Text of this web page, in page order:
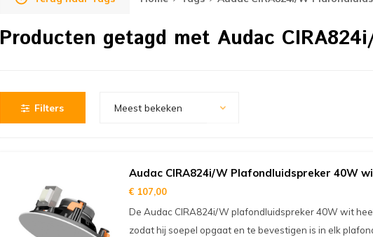
Producten getagd met Audac
Filters Meest bekeken
Audac CIRA824i/W Plafondluidspreker 40W
€ 107,00
De Audac CIRA824i/W plafondluidspreker 40W wit
zodat hij soepel opgaat en te bevestigen is in elk